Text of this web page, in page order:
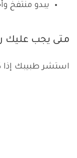
يبدو منتفخ
متى يجب عليك
استشر طبيبك إذا